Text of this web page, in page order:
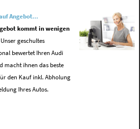
Angebot...
kommt in wenigen
Unser geschultes
bewertet Ihren Audi
macht ihnen das beste
den Kauf inkl. Abholung
Ihres Autos.